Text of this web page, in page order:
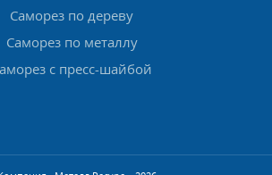
Саморез по дереву
Саморез по металлу
с пресс-шайбой